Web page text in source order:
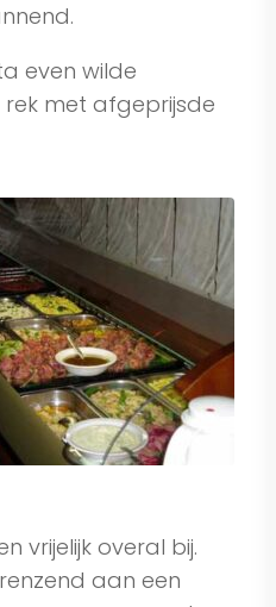
even wilde
rek met afgeprijsde
vrijelijk overal bij.
aan een